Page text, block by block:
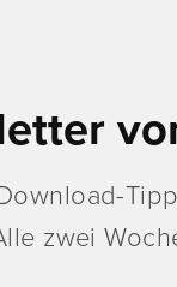
zwei